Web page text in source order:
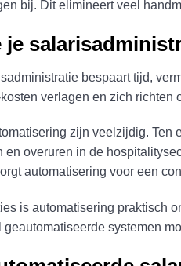
bij. Dit elimineert veel
je
bespaart tijd,
verlagen en zich
zijn veelzijdig.
overuren in de
automatisering voor een
is automatisering praktisch
systemen